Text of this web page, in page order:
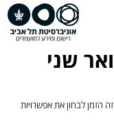
שני
הזמן לבחון את אפשרויות